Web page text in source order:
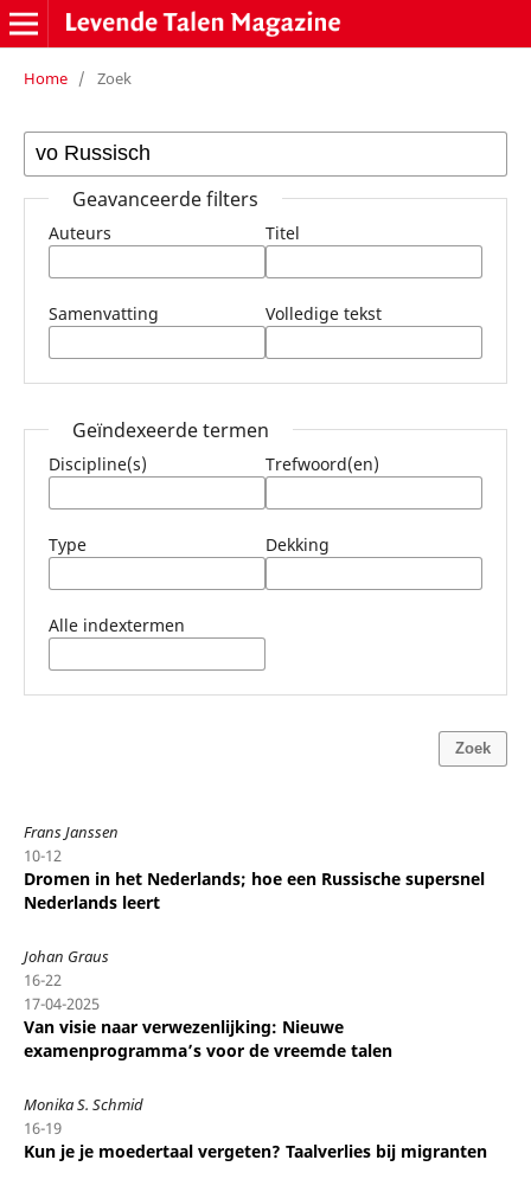
Home / Zoek
Geavanceerde filters
Auteurs Titel
Samenvatting Volledige tekst
Geïndexeerde termen
Discipline(s) Trefwoord(en)
Type Dekking
Alle indextermen
Zoek
Frans Janssen
10-12
Dromen in het Nederlands; hoe een Russische supersnel
Nederlands leert
Johan Graus
16-22
17-04-2025
Van visie naar verwezenlijking: Nieuwe
examenprogramma’s voor de vreemde talen
Monika S. Schmid
16-19
Kun je je moedertaal vergeten? Taalverlies bij migranten